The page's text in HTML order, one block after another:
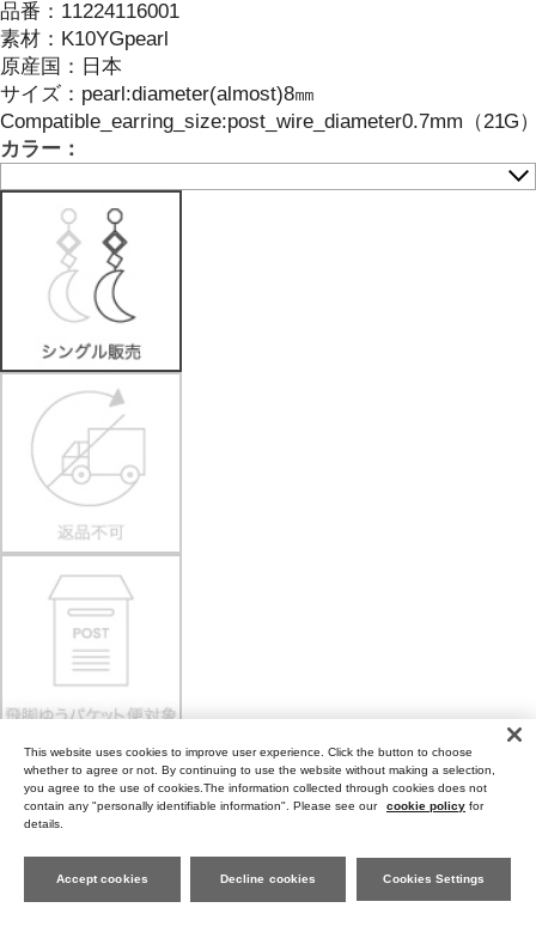
品番： 11224116001
素材： K10YGpearl
原産国： 日本
サイズ： pearl:diameter(almost)8㎜
Compatible_earring_size:post_wire_diameter0.7mm（21G
カラー：
This website uses cookies to improve user experience. Click the button to choose
whether to agree or not. By continuing to use the website without making a selection,
you agree to the use of cookies.The information collected through cookies does not
contain any "personally identifiable information". Please see our
cookie policy for
details.
Cookies Settings
Decline cookies
Accept cookies